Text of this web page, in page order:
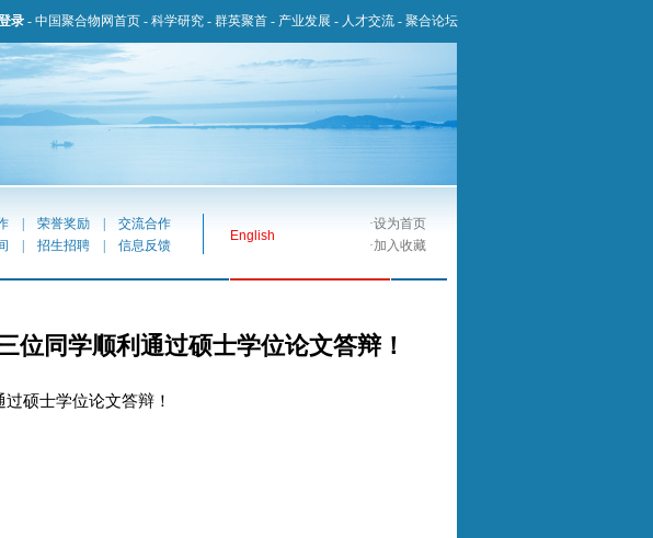
录 - 中国聚合物网首页 - 科学研究 - 群英聚首 - 产业发展 - 人才交流 - 聚合论坛
荣誉奖励 交流合作
English
·设为首页
招生招聘 信息反馈 ·加入收藏
位同学顺利通过硕士学位论文答辩！
硕士学位论文答辩！